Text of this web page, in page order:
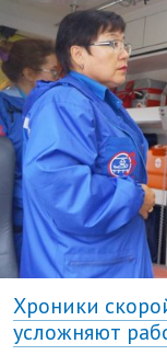
Хроники
усложняют